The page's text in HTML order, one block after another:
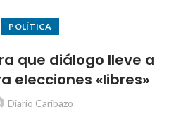
POLÍTICA
que diálogo lleve a
elecciones «libres»
Diario Caribazo